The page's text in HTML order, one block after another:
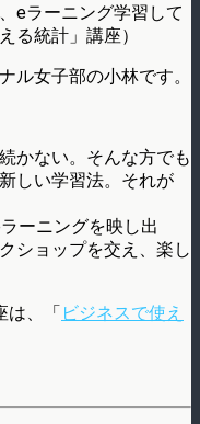
eラーニング学習して
る統計」講座）
ル女子部の小林です。
かない。そんな方でも
しい学習法。それが
ーニングを映し出
ショップを交え、楽し
は、「 ビジネスで使え